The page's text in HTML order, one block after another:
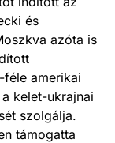
és
azóta is
féle amerikai
kelet-ukrajnai
szolgálja.
támogatta